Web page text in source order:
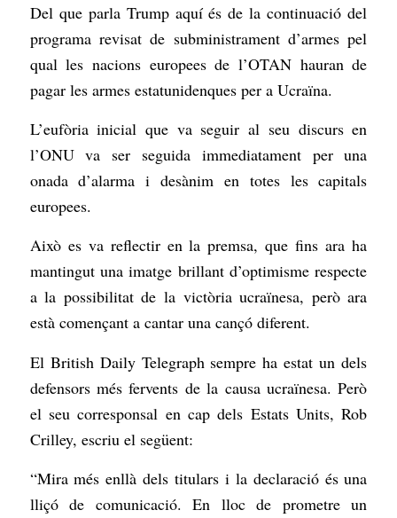
Del que parla Trump aquí és de la continuació del
programa revisat de subministrament d’armes pel
qual les nacions europees de l’OTAN hauran de
pagar les armes estatunidenques per a Ucraïna.
L’eufòria inicial que va seguir al seu discurs en
l’ONU va ser seguida immediatament per una
onada d’alarma i desànim en totes les capitals
europees.
Això es va reflectir en la premsa, que fins ara ha
mantingut una imatge brillant d’optimisme respecte
a la possibilitat de la victòria ucraïnesa, però ara
està començant a cantar una cançó diferent.
El British Daily Telegraph sempre ha estat un dels
defensors més fervents de la causa ucraïnesa. Però
el seu corresponsal en cap dels Estats Units, Rob
Crilley, escriu el següent:
“Mira més enllà dels titulars i la declaració és una
lliçó de comunicació. En lloc de prometre un